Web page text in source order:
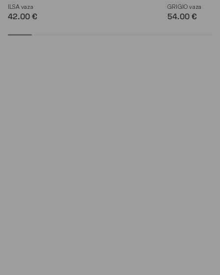
ILSA vaza
42.00 €
GRIGIO vaza
54.00 €